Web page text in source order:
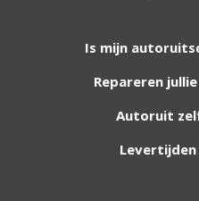
Is mijn
Repareren
Autoruit